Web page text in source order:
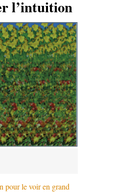
l’intuition
pour le voir en grand